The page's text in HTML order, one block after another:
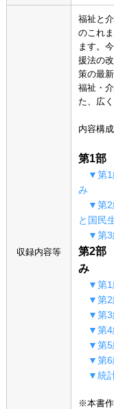
収録内容等
福祉と
のこれ
ます。
援法の
策の最
福祉・
た、広
内容構
第1部
▼第1
み
▼第2
と国民
▼第3
第2部
み
▼第1
▼第2
▼第3
▼第4
▼第5
▼第6
▼統計
※本書作